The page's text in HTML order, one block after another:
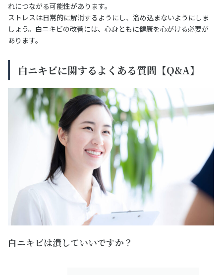
れにつながる可能性があります。
ストレスは日常的に解消するようにし、溜め込まないようにしま
しょう。白ニキビの改善には、心身ともに健康を心がける必要が
あります。
白ニキビに関するよくある質問【Q&A】
白ニキビは潰していいですか？